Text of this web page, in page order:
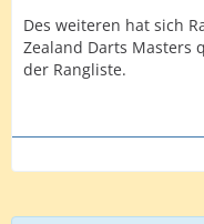
Des weiteren hat sich
Zealand Darts Masters
der Rangliste.